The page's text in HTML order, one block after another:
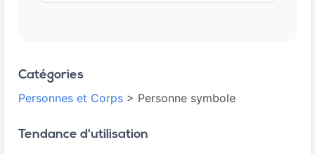
Catégories
Personnes et Corps > Personne symbole
Tendance d'utilisation